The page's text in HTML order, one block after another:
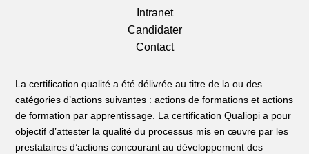
Intranet
Candidater
Contact
La certification qualité a été délivrée au titre de la ou des
catégories d’actions suivantes : actions de formations et actions
de formation par apprentissage. La certification Qualiopi a pour
objectif d’attester la qualité du processus mis en œuvre par les
prestataires d’actions concourant au développement des